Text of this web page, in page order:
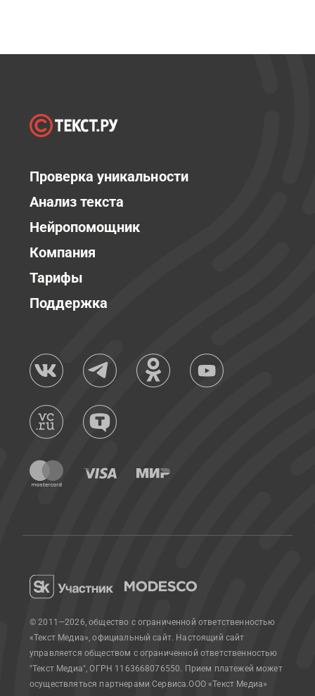
Проверка уникальности
Анализ текста
Нейропомощник
Компания
Тарифы
Поддержка
© 2011—2026, общество с ограниченной ответственностью
«Текст Медиа», официальный сайт. Настоящий сайт
управляется обществом с ограниченной ответственностью
"Текст Медиа", ОГРН 1163668076550. Прием платежей может
осуществляться партнерами Сервиса.ООО «Текст Медиа»